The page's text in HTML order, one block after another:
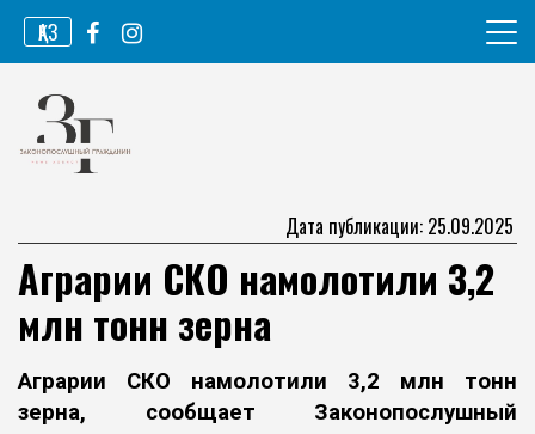
Перейти
содержимому
ҚАЗ
Законопослушный гражданин
Дата публикации: 25.09.2025
Аграрии СКО намолотили 3,2
млн тонн зерна
Аграрии СКО намолотили 3,2 млн тонн
зерна, сообщает Законопослушный